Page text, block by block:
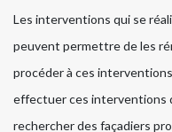
Les interventions qui se
peuvent permettre de les
procéder à ces
effectuer ces interventions
rechercher des façadiers